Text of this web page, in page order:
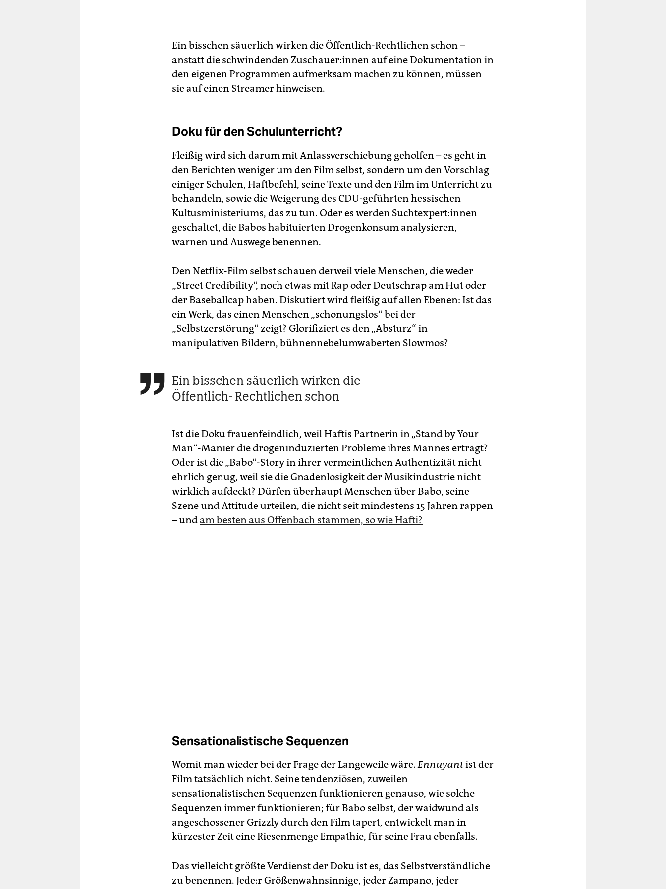
Ein bisschen säuerlich wirken die Öffentlich-Rechtlichen schon –
anstatt die schwindenden Zu­schaue­r:in­nen auf eine Dokumentation in
den eigenen Programmen aufmerksam machen zu können, müssen
sie auf einen Streamer hinweisen.
Doku für den Schulunterricht?
Fleißig wird sich darum mit Anlassverschiebung geholfen – es geht in
den Berichten weniger um den Film selbst, sondern um den Vorschlag
einiger Schulen, Haftbefehl, seine Texte und den Film im Unterricht zu
behandeln, sowie die Weigerung des CDU-geführten hessischen
Kultusministeriums, das zu tun. Oder es werden Sucht­ex­per­t:in­nen
geschaltet, die Babos habituierten Drogenkonsum analysieren,
warnen und Auswege benennen.
Den Netflix-Film selbst schauen derweil viele Menschen, die weder
„Street Credibility“, noch etwas mit Rap oder Deutschrap am Hut oder
der Baseballcap haben. Diskutiert wird fleißig auf allen Ebenen: Ist das
ein Werk, das einen Menschen „schonungslos“ bei der
„Selbstzerstörung“ zeigt? Glorifiziert es den „Absturz“ in
manipulativen Bildern, bühnennebelumwaberten Slowmos?
 Ein bisschen säuerlich wirken die
Öffentlich- Rechtlichen schon
Ist die Doku frauenfeindlich, weil Haftis Partnerin in „Stand by Your
Man“-Manier die drogeninduzierten Probleme ihres Mannes erträgt?
Oder ist die „Babo“-Story in ihrer vermeintlichen Authentizität nicht
ehrlich genug, weil sie die Gnadenlosigkeit der Musikindustrie nicht
wirklich aufdeckt? Dürfen überhaupt Menschen über Babo, seine
Szene und Attitude urteilen, die nicht seit mindestens 15 Jahren rappen
– und am besten aus Offenbach stammen, so wie Hafti?
Sensationalistische Sequenzen
Womit man wieder bei der Frage der Langeweile wäre.Ennuyantist der
Film tatsächlich nicht. Seine tendenziösen, zuweilen
sensationalistischen Sequenzen funktionieren genauso, wie solche
Sequenzen immer funktionieren; für Babo selbst, der waidwund als
angeschossener Grizzly durch den Film tapert, entwickelt man in
kürzester Zeit eine Riesenmenge Empathie, für seine Frau ebenfalls.
Das vielleicht größte Verdienst der Doku ist es, das Selbstverständliche
zu benennen. Je­de:r Größenwahnsinnige, jeder Zampano, jeder